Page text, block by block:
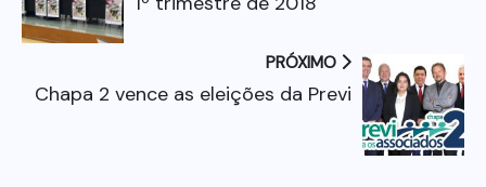
PRÓXIMO
Chapa 2 vence as eleições da Previ